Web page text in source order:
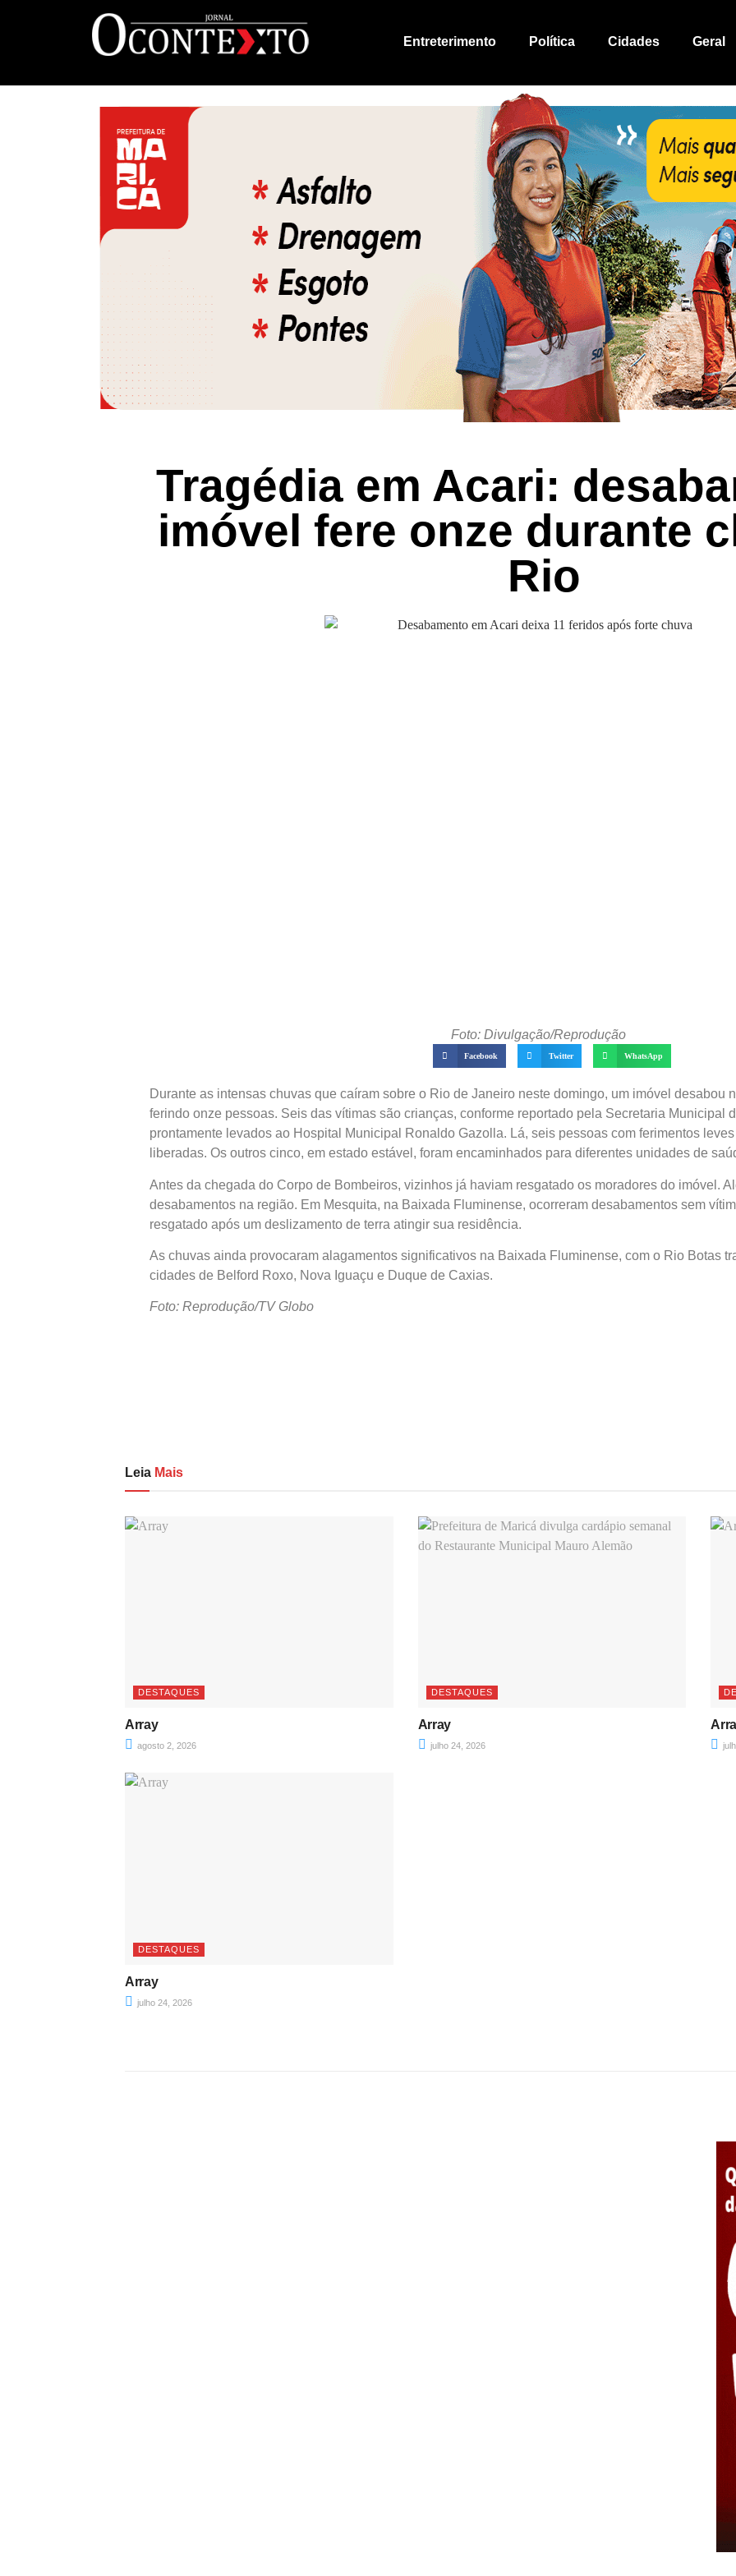
Entreterimento Política Cidades Geral
Tragédia em Acari:
imóvel fere onze durante
Rio
Foto: Divulgação/Reprodução
Facebook Twitter WhatsApp
Durante as intensas chuvas que caíram sobre o Rio de Janeiro neste domingo, um imóvel desabou
ferindo onze pessoas. Seis das vítimas são crianças, conforme reportado pela Secretaria Municipal
prontamente levados ao Hospital Municipal Ronaldo Gazolla. Lá, seis pessoas com ferimentos
liberadas. Os outros cinco, em estado estável, foram encaminhados para diferentes unidades de
Antes da chegada do Corpo de Bombeiros, vizinhos já haviam resgatado os moradores do imóvel.
desabamentos na região. Em Mesquita, na Baixada Fluminense, ocorreram desabamentos sem
resgatado após um deslizamento de terra atingir sua residência.
As chuvas ainda provocaram alagamentos significativos na Baixada Fluminense, com o Rio Botas
cidades de Belford Roxo, Nova Iguaçu e Duque de Caxias.
Foto: Reprodução/TV Globo
Leia Mais
DESTAQUES
Array
agosto 2, 2026
DESTAQUES
Array
julho 24, 2026
DESTAQUES
Array
julho 24, 2026